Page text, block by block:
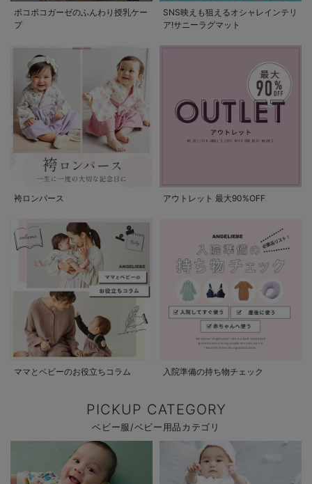
ポコポコガーゼのふんわり授乳ケー
プ
SNS映えも狙えるオシャレインテリ
ア!サニーラグマット
袴ロンパース アウトレット 最大90%OFF
ママとベビーのお役立ちコラム 入院準備の持ち物チェック
PICKUP CATEGORY
ベビー服/ベビー用品カテゴリ